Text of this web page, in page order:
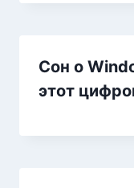
Сон о
этот